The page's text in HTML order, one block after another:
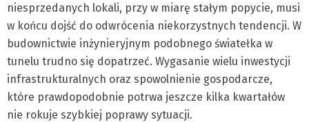
niesprzedanych lokali, przy w miarę stałym popycie, musi
w końcu dojść do odwrócenia niekorzystnych tendencji. W
budownictwie inżynieryjnym podobnego światełka w
tunelu trudno się dopatrzeć. Wygasanie wielu inwestycji
infrastrukturalnych oraz spowolnienie gospodarcze,
które prawdopodobnie potrwa jeszcze kilka kwartałów
nie rokuje szybkiej poprawy sytuacji.